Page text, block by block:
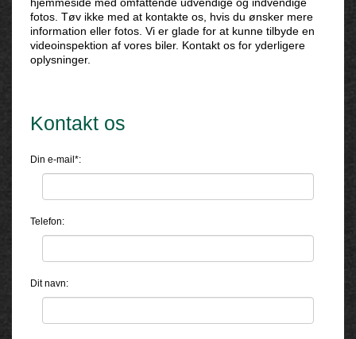
fotos. Tøv ikke med at kontakte os, hvis du ønsker mere
information eller fotos. Vi er glade for at kunne tilbyde en
videoinspektion af vores biler. Kontakt os for yderligere
oplysninger.
Kontakt os
Din e-mail*:
Telefon:
Dit navn: